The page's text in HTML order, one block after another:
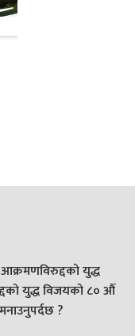
युद्ध
युद्ध विजयको ८० औं
?